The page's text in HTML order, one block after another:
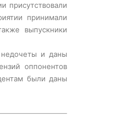
присутствовали
принимали
выпускники
и даны
оппонентов
были даны